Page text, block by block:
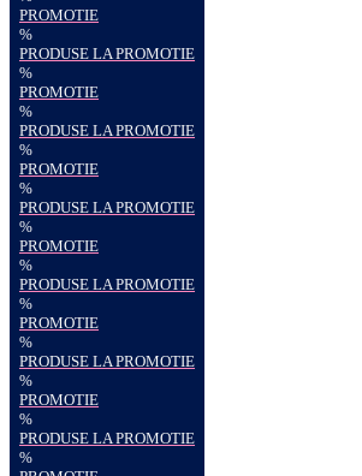
PROMOTIE
%
PRODUSE LA PROMOTIE
%
PROMOTIE
%
PRODUSE LA PROMOTIE
%
PROMOTIE
%
PRODUSE LA PROMOTIE
%
PROMOTIE
%
PRODUSE LA PROMOTIE
%
PROMOTIE
%
PRODUSE LA PROMOTIE
%
PROMOTIE
%
PRODUSE LA PROMOTIE
%